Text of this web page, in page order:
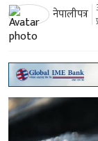
नेपालीपत्र